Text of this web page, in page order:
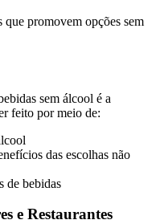
que promovem opções sem
sem álcool é a
feito por meio de:
das escolhas não
de bebidas
e Restaurantes